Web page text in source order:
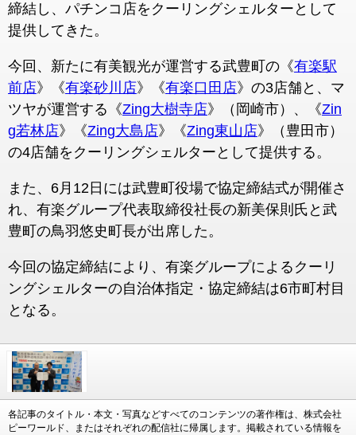
締結し、パチンコ店をクーリングシェルターとして
提供してきた。
今回、新たに有美観光が運営する武豊町の《有楽駅
前店》《有楽砂川店》《有楽口田店》の3店舗と、マ
ツヤが運営する《Zing大樹寺店》（岡崎市）、《Zin
g若林店》《Zing大島店》《Zing東山店》（豊田市）
の4店舗をクーリングシェルターとして提供する。
また、6月12日には武豊町役場で協定締結式が開催さ
れ、有楽グループ代表取締役社長の新美保則氏と武
豊町の鳥羽悠史町長が出席した。
今回の協定締結により、有楽グループによるクーリ
ングシェルターの自治体指定・協定締結は6市町村目
となる。
各記事のタイトル・本文・写真などすべてのコンテンツの著作権は、株式会社
ピーワールド、またはそれぞれの配信社に帰属します。掲載されている情報を